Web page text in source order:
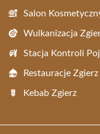
Salon
Wulkanizacja
Stacja Kontroli
Restauracje Zgierz
Kebab Zgierz